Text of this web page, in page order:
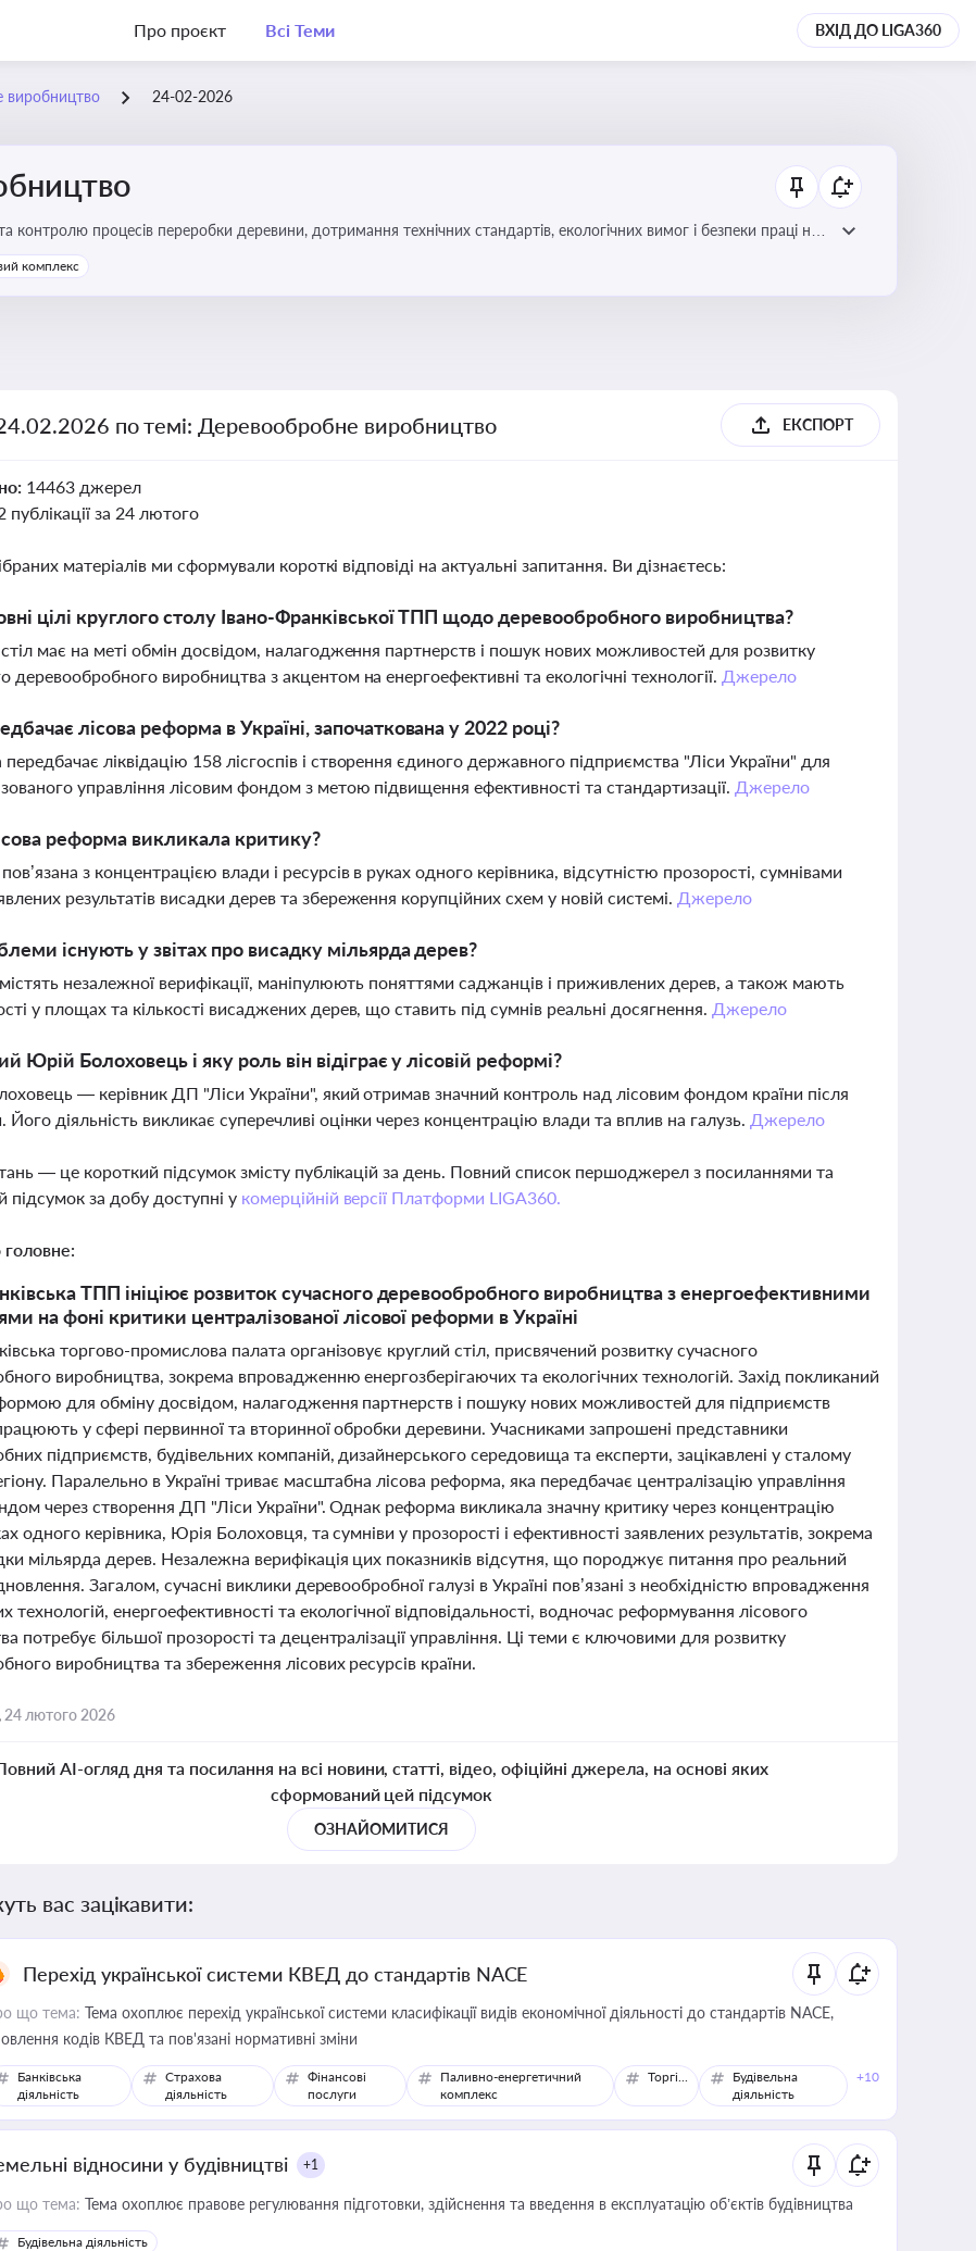
Про проєкт Всі Теми ВХІД ДО LIGA360
виробництво 24-02-2026
та контролю процесів переробки деревини, дотримання технічних стандартів, екологічних вимог і безпеки праці на
комплекс
по темі: Деревообробне виробництво ЕКСПОРТ
14463 джерел
публікації за 24 лютого
матеріалів ми сформували короткі відповіді на актуальні запитання. Ви дізнаєтесь:
цілі круглого столу Івано-Франківської ТПП щодо деревообробного виробництва?
має на меті обмін досвідом, налагодження партнерств і пошук нових можливостей для розвитку
деревообробного виробництва з акцентом на енергоефективні та екологічні технології. Джерело
лісова реформа в Україні, започаткована у 2022 році?
ліквідацію 158 лісгоспів і створення єдиного державного підприємства "Ліси України" для
управління лісовим фондом з метою підвищення ефективності та стандартизації. Джерело
реформа викликала критику?
з концентрацією влади і ресурсів в руках одного керівника, відсутністю прозорості, сумнівами
результатів висадки дерев та збереження корупційних схем у новій системі. Джерело
існують у звітах про висадку мільярда дерев?
незалежної верифікації, маніпулюють поняттями саджанців і приживлених дерев, а також мають
у площах та кількості висаджених дерев, що ставить під сумнів реальні досягнення. Джерело
Юрій Болоховець і яку роль він відіграє у лісовій реформі?
— керівник ДП "Ліси України", який отримав значний контроль над лісовим фондом країни після
діяльність викликає суперечливі оцінки через концентрацію влади та вплив на галузь. Джерело
— це короткий підсумок змісту публікацій за день. Повний список першоджерел з посиланнями та
підсумок за добу доступні у комерційній версії Платформи LIGA360.
ТПП ініціює розвиток сучасного деревообробного виробництва з енергоефективними
на фоні критики централізованої лісової реформи в Україні
торгово-промислова палата організовує круглий стіл, присвячений розвитку сучасного
виробництва, зокрема впровадженню енергозберігаючих та екологічних технологій. Захід покликаний
для обміну досвідом, налагодження партнерств і пошуку нових можливостей для підприємств
у сфері первинної та вторинної обробки деревини. Учасниками запрошені представники
підприємств, будівельних компаній, дизайнерського середовища та експерти, зацікавлені у сталому
Паралельно в Україні триває масштабна лісова реформа, яка передбачає централізацію управління
через створення ДП "Ліси України". Однак реформа викликала значну критику через концентрацію
одного керівника, Юрія Болоховця, та сумніви у прозорості і ефективності заявлених результатів, зокрема
мільярда дерев. Незалежна верифікація цих показників відсутня, що породжує питання про реальний
Загалом, сучасні виклики деревообробної галузі в Україні пов’язані з необхідністю впровадження
технологій, енергоефективності та екологічної відповідальності, водночас реформування лісового
потребує більшої прозорості та децентралізації управління. Ці теми є ключовими для розвитку
виробництва та збереження лісових ресурсів країни.
24 лютого 2026
AI-огляд дня та посилання на всі новини, статті, відео, офіційні джерела, на основі яких
сформований цей підсумок
ОЗНАЙОМИТИСЯ
вас зацікавити:
Перехід української системи КВЕД до стандартів NACE
що тема: Тема охоплює перехід української системи класифікації видів економічної діяльності до стандартів NACE,
кодів КВЕД та пов'язані нормативні зміни
Банківська
діяльність
Страхова
діяльність
Фінансові
послуги
Паливно-енергетичний
комплекс
Торгівля
Будівельна
діяльність
+10
відносини у будівництві +1
що тема: Тема охоплює правове регулювання підготовки, здійснення та введення в експлуатацію об’єктів будівництва
Будівельна діяльність